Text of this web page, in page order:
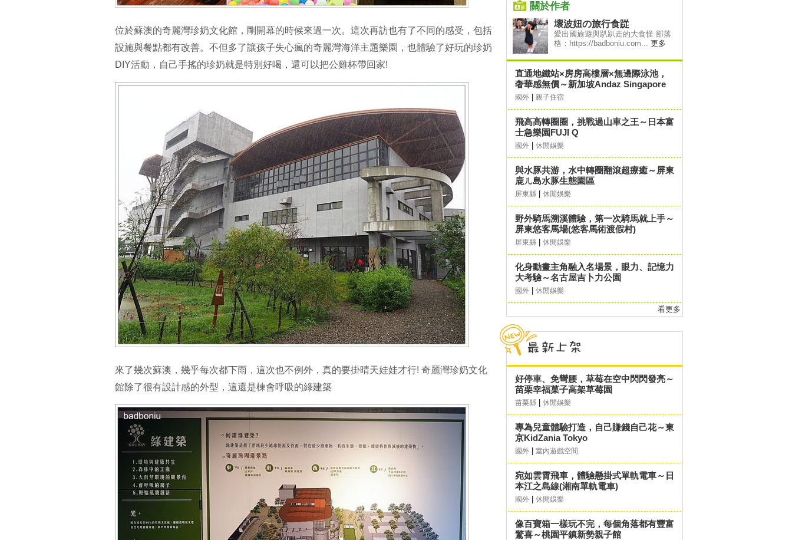
位於蘇澳的奇麗灣珍奶文化館，剛開幕的時候來過一次。這次再訪也有了不同的感受，包括
設施與餐點都有改善。不但多了讓孩子失心瘋的奇麗灣海洋主題樂園，也體驗了好玩的珍奶
DIY活動，自己手搖的珍奶就是特別好喝，還可以把公雞杯帶回家!
來了幾次蘇澳，幾乎每次都下雨，這次也不例外，真的要掛晴天娃娃才行! 奇麗灣珍奶文化
館除了很有設計感的外型，這還是棟會呼吸的綠建築
關於作者
壞波妞の旅行食踨
愛出國旅遊與趴趴走的大食怪 部落
格：https://badboniu.com... 更多
直通地鐵站×房房高樓層×無邊際泳池，
奢華感無價～新加坡Andaz Singapore
國外 親子住宿
飛高高轉圈圈，挑戰過山車之王～日本富
士急樂園FUJI Q
國外 休閒娛樂
與水豚共游，水中轉圈翻滾超療癒～屏東
鹿ㄦ島水豚生態園區
屏東縣 休閒娛樂
野外騎馬溯溪體驗，第一次騎馬就上手～
屏東悠客馬場(悠客馬術渡假村)
屏東縣 休閒娛樂
化身動畫主角融入名場景，眼力、記憶力
大考驗～名古屋吉卜力公園
國外 休閒娛樂
看更多
好停車、免彎腰，草莓在空中閃閃發亮～
苗栗幸福菓子高架草莓園
苗栗縣 休閒娛樂
專為兒童體驗打造，自己賺錢自己花～東
京KidZania Tokyo
國外 室內遊戲空間
宛如雲霄飛車，體驗懸掛式單軌電車～日
本江之島線(湘南單軌電車)
國外 休閒娛樂
像百寶箱一樣玩不完，每個角落都有豐富
驚喜～桃園平鎮新勢親子館